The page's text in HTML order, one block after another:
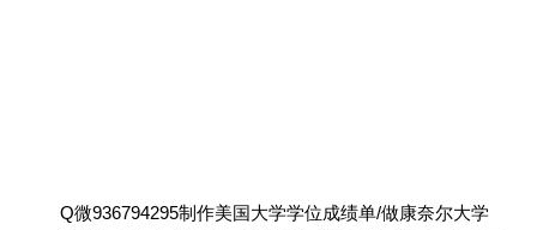
Q微936794295制作美国大学学位成绩单/做康奈尔大学